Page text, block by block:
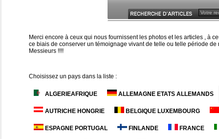
Merci encore à ceux qui nous fournissent les photos et les articles , à
ce biais de conserver un témoignage vivant de telle ou telle période
Messieurs !!!!
Choisissez un pays dans la liste :
ALGERIEAFRIQUE ALLEMAGNE ETATS ALLEMANDS
AUTRICHE HONGRIE BELGIQUE LUXEMBOURG
ESPAGNE PORTUGAL FINLANDE FRANCE